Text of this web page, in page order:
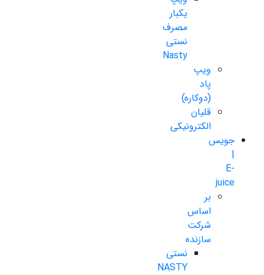
یکبار
مصرف
نستی
Nasty
ویپ
پاد
(دوکاره)
قلیان
الکترونیکی
جویس
|
E-
juice
بر
اساس
شرکت
سازنده
نستی
NASTY